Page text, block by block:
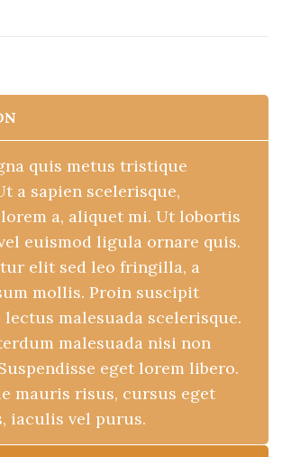
quis metus tristique
a sapien scelerisque,
a, aliquet mi. Ut lobortis
euismod ligula ornare quis.
elit sed leo fringilla, a
mollis. Proin suscipit
malesuada scelerisque.
malesuada nisi non
eget lorem libero.
mauris risus, cursus eget
iaculis vel purus.